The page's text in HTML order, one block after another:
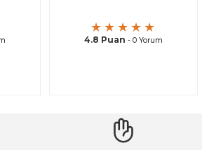
4.8 Puan - 0 Yorum